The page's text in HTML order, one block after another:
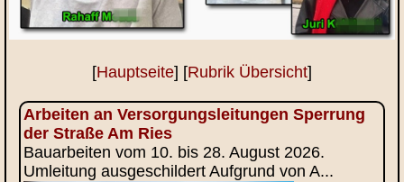
[Hauptseite] [Rubrik Übersicht]
Arbeiten an Versorgungsleitungen Sperrung
der Straße Am Ries
Bauarbeiten vom 10. bis 28. August 2026.
Umleitung ausgeschildert Aufgrund von A...